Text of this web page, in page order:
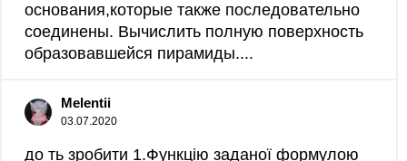
основания,которые также последовательно
соединены. Вычислить полную поверхность
образовавшейся пирамиды....
Melentii
03.07.2020
до ть зробити 1.Функцію заданої формулою